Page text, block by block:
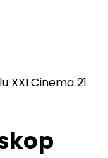
XXI Cinema 21